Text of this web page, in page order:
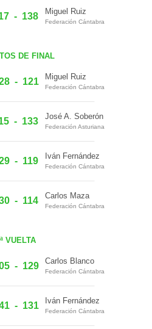
- 138 Miguel Ruiz
Federación Cántabra
DE FINAL
- 121 Miguel Ruiz
Federación Cántabra
- 133 José A. Soberón
Federación Asturiana
- 119 Iván Fernández
Federación Cántabra
- 114 Carlos Maza
Federación Cántabra
VUELTA
- 129 Carlos Blanco
Federación Cántabra
- 131 Iván Fernández
Federación Cántabra